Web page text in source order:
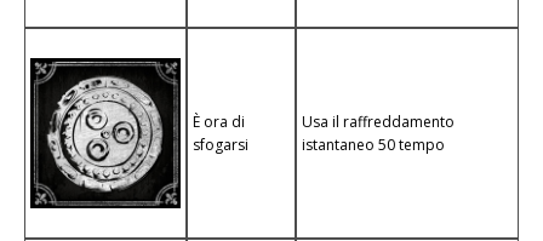
È ora di
sfogarsi
Usa il raffreddamento
istantaneo 50 tempo